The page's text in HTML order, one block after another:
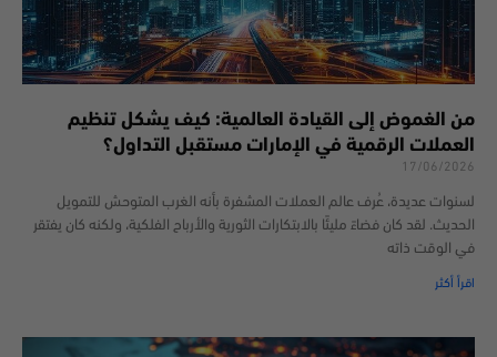
من الغموض إلى القيادة العالمية: كيف يشكل تنظيم
العملات الرقمية في الإمارات مستقبل التداول؟
17/06/2026
لسنوات عديدة، عُرف عالم العملات المشفرة بأنه الغرب المتوحش للتمويل
الحديث. لقد كان فضاءً مليئًا بالابتكارات الثورية والأرباح الفلكية، ولكنه كان يفتقر
في الوقت ذاته
اقرأ أكثر